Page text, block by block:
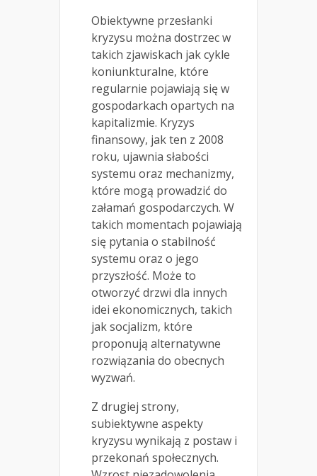
Obiektywne przesłanki
kryzysu można dostrzec w
takich zjawiskach jak cykle
koniunkturalne, które
regularnie pojawiają się w
gospodarkach opartych na
kapitalizmie. Kryzys
finansowy, jak ten z 2008
roku, ujawnia słabości
systemu oraz mechanizmy,
które mogą prowadzić do
załamań gospodarczych. W
takich momentach pojawiają
się pytania o stabilność
systemu oraz o jego
przyszłość. Może to
otworzyć drzwi dla innych
idei ekonomicznych, takich
jak socjalizm, które
proponują alternatywne
rozwiązania do obecnych
wyzwań.
Z drugiej strony,
subiektywne aspekty
kryzysu wynikają z postaw i
przekonań społecznych.